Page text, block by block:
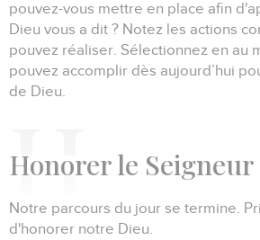
pouvez-vous mettre en place afin
Dieu vous a dit ? Notez les actions
pouvez réaliser. Sélectionnez en au
pouvez accomplir dès aujourd’hui
de Dieu.
Honorerle Seigneur
Notre parcours du jour se termine.
d'honorer notre Dieu.